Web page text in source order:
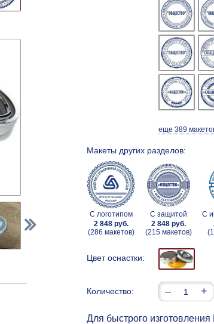
еще 389
Макеты других разделов:
С логотипом
2 848 руб.
(286 макетов)
С защитой
2 848 руб.
(215 макетов)
С
Цвет оснастки:
Количество: – +
Для быстрого